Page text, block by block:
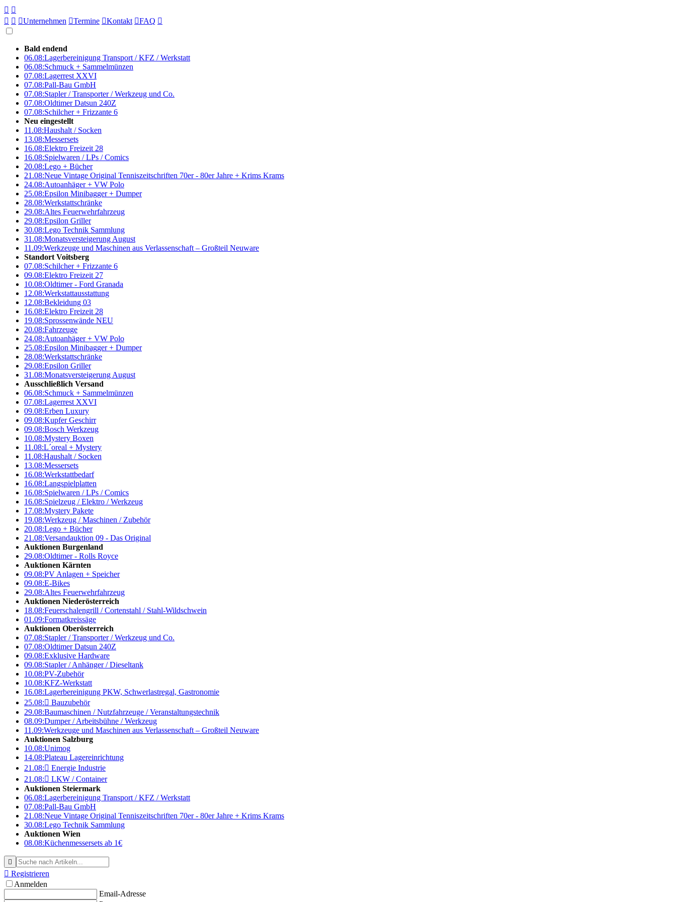
 
  Unternehmen Termine Kontakt FAQ 
Bald endend
06.08:Lagerbereinigung Transport / KFZ / Werkstatt
06.08:Schmuck + Sammelmünzen
07.08:Lagerrest XXVI
07.08:Pall-Bau GmbH
07.08:Stapler / Transporter / Werkzeug und Co.
07.08:Oldtimer Datsun 240Z
07.08:Schilcher + Frizzante 6
Neu eingestellt
11.08:Haushalt / Socken
13.08:Messersets
16.08:Elektro Freizeit 28
16.08:Spielwaren / LPs / Comics
20.08:Lego + Bücher
21.08:Neue Vintage Original Tenniszeitschriften 70er - 80er Jahre + Krims Krams
24.08:Autoanhäger + VW Polo
25.08:Epsilon Minibagger + Dumper
28.08:Werkstattschränke
29.08:Altes Feuerwehrfahrzeug
29.08:Epsilon Griller
30.08:Lego Technik Sammlung
31.08:Monatsversteigerung August
11.09:Werkzeuge und Maschinen aus Verlassenschaft – Großteil Neuware
Standort Voitsberg
07.08:Schilcher + Frizzante 6
09.08:Elektro Freizeit 27
10.08:Oldtimer - Ford Granada
12.08:Werkstattausstattung
12.08:Bekleidung 03
16.08:Elektro Freizeit 28
19.08:Sprossenwände NEU
20.08:Fahrzeuge
24.08:Autoanhäger + VW Polo
25.08:Epsilon Minibagger + Dumper
28.08:Werkstattschränke
29.08:Epsilon Griller
31.08:Monatsversteigerung August
Ausschließlich Versand
06.08:Schmuck + Sammelmünzen
07.08:Lagerrest XXVI
09.08:Erben Luxury
09.08:Kupfer Geschirr
09.08:Bosch Werkzeug
10.08:Mystery Boxen
11.08:L´oreal + Mystery
11.08:Haushalt / Socken
13.08:Messersets
16.08:Werkstattbedarf
16.08:Langspielplatten
16.08:Spielwaren / LPs / Comics
16.08:Spielzeug / Elektro / Werkzeug
17.08:Mystery Pakete
19.08:Werkzeug / Maschinen / Zubehör
20.08:Lego + Bücher
21.08:Versandauktion 09 - Das Original
Auktionen Burgenland
29.08:Oldtimer - Rolls Royce
Auktionen Kärnten
09.08:PV Anlagen + Speicher
09.08:E-Bikes
29.08:Altes Feuerwehrfahrzeug
Auktionen Niederösterreich
18.08:Feuerschalengrill / Cortenstahl / Stahl-Wildschwein
01.09:Formatkreissäge
Auktionen Oberösterreich
07.08:Stapler / Transporter / Werkzeug und Co.
07.08:Oldtimer Datsun 240Z
09.08:Exklusive Hardware
09.08:Stapler / Anhänger / Dieseltank
10.08:PV-Zubehör
10.08:KFZ-Werkstatt
16.08:Lagerbereinigung PKW, Schwerlastregal, Gastronomie
25.08: Bauzubehör
29.08:Baumaschinen / Nutzfahrzeuge / Veranstaltungstechnik
08.09:Dumper / Arbeitsbühne / Werkzeug
11.09:Werkzeuge und Maschinen aus Verlassenschaft – Großteil Neuware
Auktionen Salzburg
10.08:Unimog
14.08:Plateau Lagereinrichtung
21.08: Energie Industrie
21.08: LKW / Container
Auktionen Steiermark
06.08:Lagerbereinigung Transport / KFZ / Werkstatt
07.08:Pall-Bau GmbH
21.08:Neue Vintage Original Tenniszeitschriften 70er - 80er Jahre + Krims Krams
30.08:Lego Technik Sammlung
Auktionen Wien
08.08:Küchenmessersets ab 1€

 Registrieren
Anmelden
Email-Adresse